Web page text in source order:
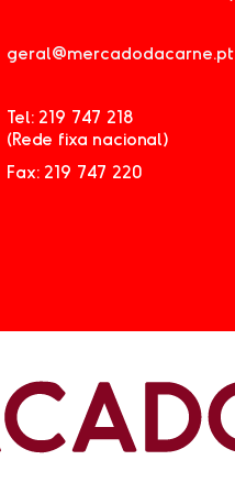
geral@mercadodacarne.pt
Tel: 219 747 218
(Rede fixa nacional)
Fax: 219 747 220